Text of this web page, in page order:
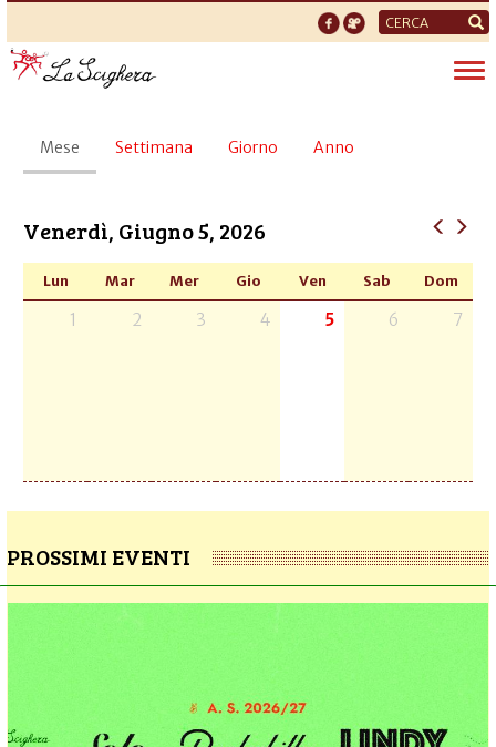
Form
di
ricerca
Schede
primarie
Mese (scheda
attiva)
Settimana Giorno Anno
Venerdì, Giugno 5, 2026
Lun Mar Mer Gio Ven Sab Dom
1 2 3 4 5 6 7
PROSSIMI EVENTI